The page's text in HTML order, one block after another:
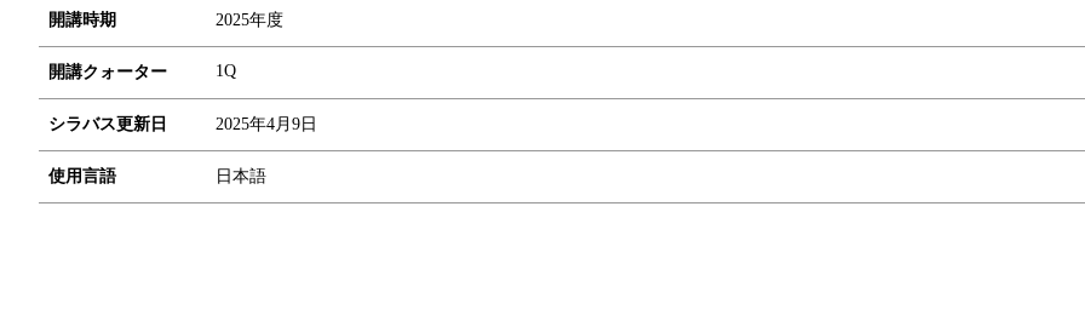
開講時期 2025年度
開講クォーター 1Q
シラバス更新日 2025年4月9日
使用言語 日本語